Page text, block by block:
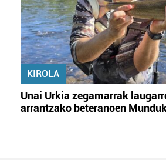
KIROLA
Unai Urkia zegamarrak
arrantzako beteranoen